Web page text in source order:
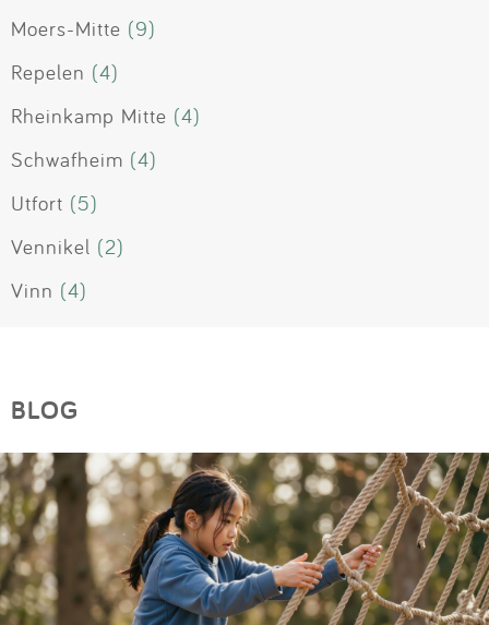
Moers-Mitte (9)
Repelen (4)
Rheinkamp Mitte (4)
Schwafheim (4)
Utfort (5)
Vennikel (2)
Vinn (4)
BLOG